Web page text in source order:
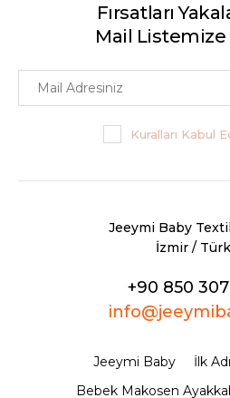
Fırsatları
Mail Listemize
Kuralları Kabul
Jeeymi Baby
İzmir /
+90 850
Jeeymi Baby
İlk
Bebek Makosen